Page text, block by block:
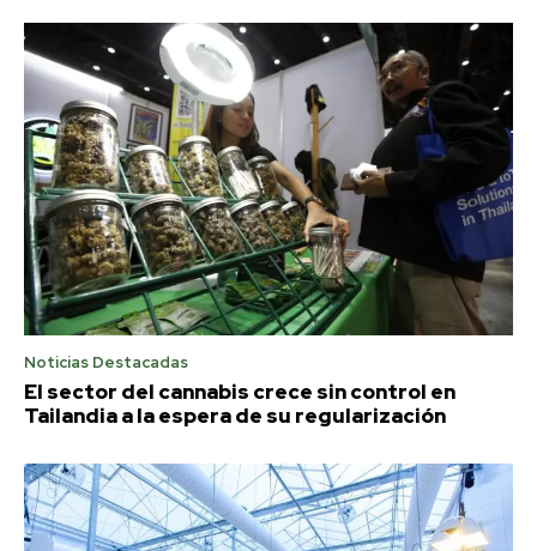
Noticias Destacadas
El sector del cannabis crece sin control en
Tailandia a la espera de su regularización